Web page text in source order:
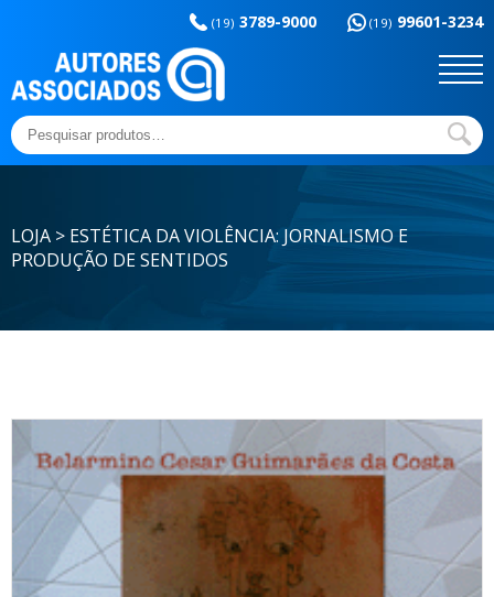
(19) 3789-9000 (19) 99601-3234
Pesquisar
por:
educação
Outros títulos
Sem categoria
Temas básicos
LOJA > ESTÉTICA DA VIOLÊNCIA: JORNALISMO E
PRODUÇÃO DE SENTIDOS